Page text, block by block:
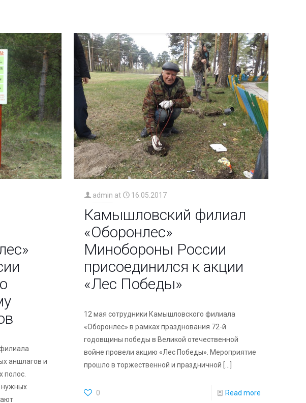
аншлагов и
полос.
нужных
admin at 16.05.2017
Камышловский филиал
«Оборонлес»
Минобороны России
присоединился к акции
«Лес Победы»
12 мая сотрудники Камышловского филиала
«Оборонлес» в рамках празднования 72-й
годовщины победы в Великой отечественной
войне провели акцию «Лес Победы». Мероприятие
прошло в торжественной и праздничной
0 Read more